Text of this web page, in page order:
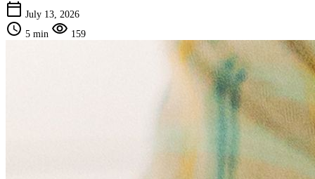
calendar_today July 13, 2026
schedule 5 min visibility 159